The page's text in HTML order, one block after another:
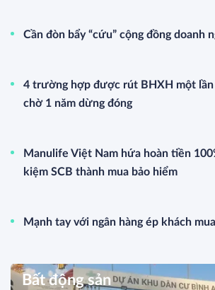
Cần đòn bẩy “cứu” cộng đồng doanh
4 trường hợp được rút BHXH một lần
chờ 1 năm dừng đóng
Manulife Việt Nam hứa hoàn tiền
kiệm SCB thành mua bảo hiểm
Mạnh tay với ngân hàng ép khách
Bất động sản